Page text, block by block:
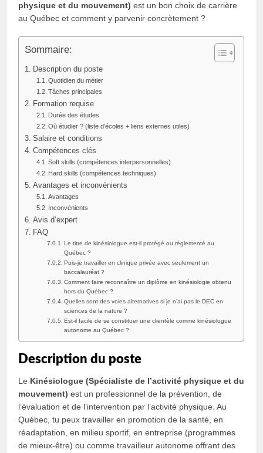
physique et du mouvement) est un bon choix de carrière
au Québec et comment y parvenir concrètement ?
Sommaire:
Description du poste
Quotidien du métier
Tâches principales
Formation requise
Durée des études
Où étudier ? (liste d’écoles + liens externes utiles)
Salaire et conditions
Compétences clés
Soft skills (compétences interpersonnelles)
Hard skills (compétences techniques)
Avantages et inconvénients
Avantages
Inconvénients
Avis d’expert
FAQ
Le titre de kinésiologue est‑il protégé ou réglementé au
Québec ?
Puis‑je travailler en clinique privée avec seulement un
baccalauréat ?
Comment faire reconnaître un diplôme en kinésiologie obtenu
hors du Québec ?
Quelles sont des voies alternatives si je n’ai pas le DEC en
sciences de la nature ?
Est‑il facile de se constituer une clientèle comme kinésiologue
autonome au Québec ?
Description du poste
Le Kinésiologue (Spécialiste de lʼactivité physique et du
mouvement) est un professionnel de la prévention, de
l’évaluation et de l’intervention par l’activité physique. Au
Québec, tu peux travailler en promotion de la santé, en
réadaptation, en milieu sportif, en entreprise (programmes
de mieux‑être) ou comme travailleur autonome offrant des